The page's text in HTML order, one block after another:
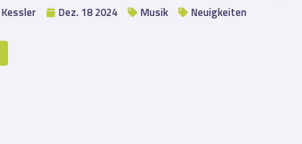
Dez. 18 2024 Musik Neuigkeiten